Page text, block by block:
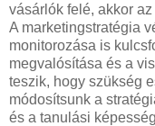
vásárlók felé, akkor
A marketingstratégia
monitorozása is
megvalósítása és a
teszik, hogy szükség
módosítsunk a
és a tanulási